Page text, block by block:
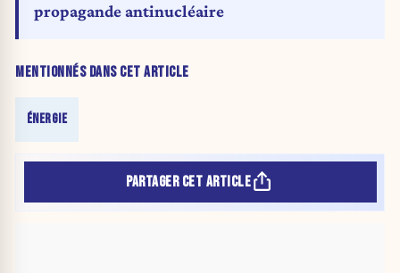
MENTIONNÉS DANS CET ARTICLE
ÉNERGIE
propagande antinucléaire
PARTAGER CET ARTICLE